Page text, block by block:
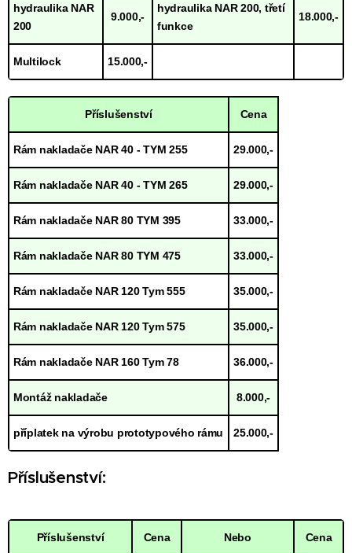
hydraulika NAR
200
9.000,-
hydraulika NAR 200, třetí
funkce
18.000,-
Multilock 15.000,-
Příslušenství Cena
Rám nakladače NAR 40 - TYM 255 29.000,-
Rám nakladače NAR 40 - TYM 265 29.000,-
Rám nakladače NAR 80 TYM 395 33.000,-
Rám nakladače NAR 80 TYM 475 33.000,-
Rám nakladače NAR 120 Tym 555 35.000,-
Rám nakladače NAR 120 Tym 575 35.000,-
Rám nakladače NAR 160 Tym 78 36.000,-
Montáž nakladače 8.000,-
příplatek na výrobu prototypového rámu 25.000,-
Příslušenství:
Příslušenství Cena Nebo Cena